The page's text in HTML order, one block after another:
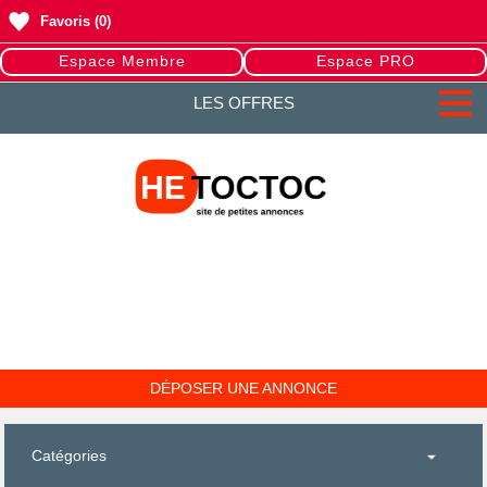
Espace Membre Espace PRO
Favoris (0)
LES OFFRES
DÉPOSER UNE ANNONCE